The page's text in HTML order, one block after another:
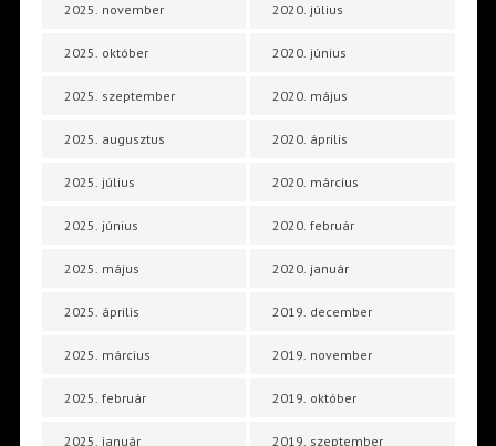
2025. november
2025. október
2025. szeptember
2025. augusztus
2025. július
2025. június
2025. május
2025. április
2025. március
2025. február
2025. január
2020. július
2020. június
2020. május
2020. április
2020. március
2020. február
2020. január
2019. december
2019. november
2019. október
2019. szeptember